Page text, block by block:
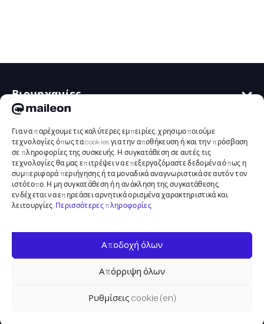
Για να παρέχουμε τις καλύτερες εμπειρίες, χρησιμοποιούμε
τεχνολογίες όπως τα cookies για την αποθήκευση ή/και την πρόσβαση
σε πληροφορίες της συσκευής. Η συγκατάθεση σε αυτές τις
τεχνολογίες θα μας επιτρέψει να επεξεργαζόμαστε δεδομένα όπως η
συμπεριφορά περιήγησης ή τα μοναδικά αναγνωριστικά σε αυτόν τον
ιστότοπο. Η μη συγκατάθεση ή η ανάκληση της συγκατάθεσης,
ενδέχεται να επηρεάσει αρνητικά ορισμένα χαρακτηριστικά και
λειτουργίες.
Περισσότερες πληροφορίες.
Αποδοχή όλων
Απόρριψη όλων
Ρυθμίσεις cookie (en)
Βιομηχανίες
Λογισμικό email
Πρότυπα
Ανάλυση
Δοκιμές A/B
Αυτοματισμοί
Όλα τα κανάλια
Σχετικά με εμάς